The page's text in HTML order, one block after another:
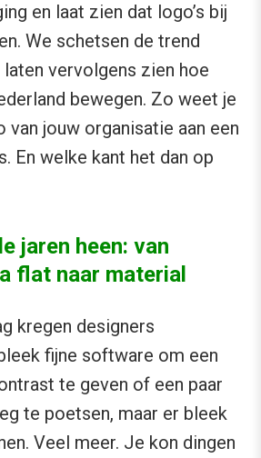
en laat zien dat logo’s bij
We schetsen de trend
vervolgens zien hoe
bewegen. Zo weet je
van jouw organisatie aan een
En welke kant het dan op
jaren heen: van
flat naar material
kregen designers
fijne software om een
te geven of een paar
te poetsen, maar er bleek
Veel meer. Je kon dingen